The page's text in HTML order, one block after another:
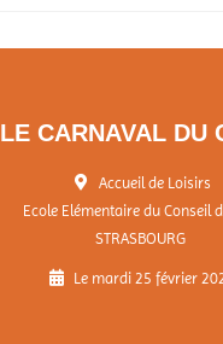
LE CARNAVAL DU
Accueil de Loisirs
Ecole Elémentaire du Conseil
STRASBOURG
Le mardi 25 février